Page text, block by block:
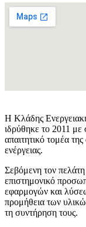
Η Κλάδης
ιδρύθηκε το 2011 με
απαιτητικό τομέα
ενέργειας.
Σεβόμενη τον πελάτη
επιστημονικό
εφαρμογών και
προμήθεια των
τη συντήρηση τους.